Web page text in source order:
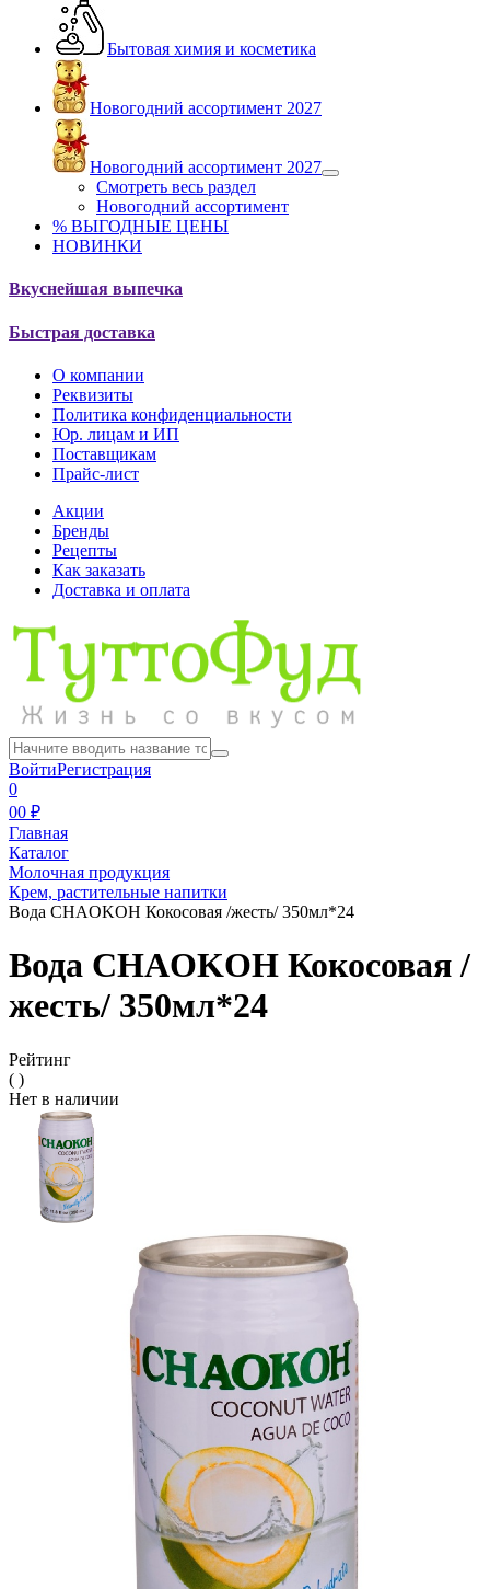
Бытовая химия и косметика
Новогодний ассортимент 2027
Новогодний ассортимент 2027
Смотреть весь раздел
Новогодний ассортимент
% ВЫГОДНЫЕ ЦЕНЫ
НОВИНКИ
Вкуснейшая выпечка
Быстрая доставка
О компании
Реквизиты
Политика конфиденциальности
Юр. лицам и ИП
Поставщикам
Прайс-лист
Акции
Бренды
Рецепты
Как заказать
Доставка и оплата
ВойтиРегистрация
0
00 ₽
Главная
Каталог
Молочная продукция
Крем, растительные напитки
Вода CHAOKOH Кокосовая /жесть/ 350мл*24
Вода CHAOKOH Кокосовая /
жесть/ 350мл*24
Рейтинг
( )
Нет в наличии